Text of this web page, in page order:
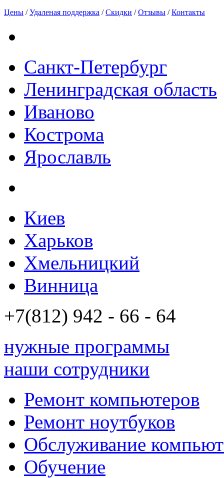
Цены /Удаленая поддержка /Скидки /Отзывы /Контакты
Санкт-Петербург
Ленинградская область
Иваново
Кострома
Ярославль
Киев
Харьков
Хмельницкий
Винница
+7(812) 942 - 66 - 64
нужные программы
наши сотрудники
Ремонт компьютеров
Ремонт ноутбуков
Обслуживание
Обучение